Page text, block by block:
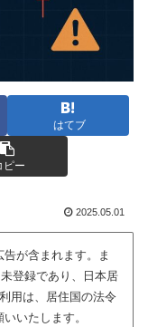
はてブ
ピー
2025.05.01
告が含まれます。ま
登録であり、日本居
用は、居住国の法令
いたします。